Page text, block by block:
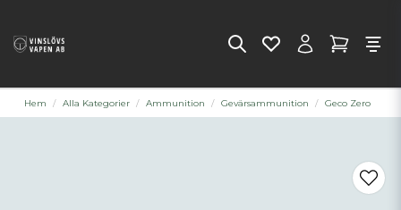
Hem Alla Kategorier Ammunition Gevärsammunition Geco Zero